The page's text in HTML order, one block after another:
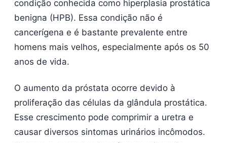
condição conhecida como hiperplasia prostática
benigna (HPB). Essa condição não é
cancerígena e é bastante prevalente entre
homens mais velhos, especialmente após os 50
anos de vida.
O aumento da próstata ocorre devido à
proliferação das células da glândula prostática.
Esse crescimento pode comprimir a uretra e
causar diversos sintomas urinários incômodos.